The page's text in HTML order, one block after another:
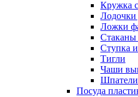
Кружка
Лодочки
Ложки
Ступка
Тигли
Чаши
Посуда